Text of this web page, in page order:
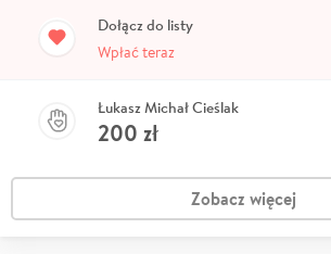
Dołącz do listy
Wpłać teraz
Łukasz Michał Cieślak
200 zł
Zobacz więcej